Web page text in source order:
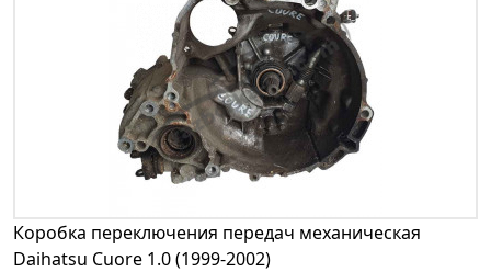
Коробка переключения передач механическая
Daihatsu Cuore 1.0 (1999-2002)